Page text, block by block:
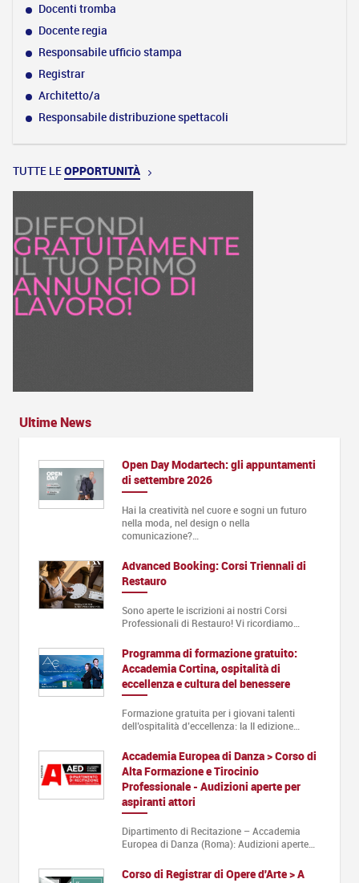
Docenti tromba
Docente regia
Responsabile ufficio stampa
Registrar
Architetto/a
Responsabile distribuzione spettacoli
TUTTE LEOPPORTUNITÀ
Ultime News
Open Day Modartech: gli appuntamenti
di settembre 2026
Hai la creatività nel cuore e sogni un futuro
nella moda, nel design o nella
comunicazione?…
Advanced Booking: Corsi Triennali di
Restauro
Sono aperte le iscrizioni ai nostri Corsi
Professionali di Restauro! Vi ricordiamo…
Programma di formazione gratuito:
Accademia Cortina, ospitalità di
eccellenza e cultura del benessere
Formazione gratuita per i giovani talenti
dell’ospitalità d’eccellenza: la II edizione…
Accademia Europea di Danza > Corso di
Alta Formazione e Tirocinio
Professionale - Audizioni aperte per
aspiranti attori
Dipartimento di Recitazione – Accademia
Europea di Danza (Roma): Audizioni aperte…
Corso di Registrar di Opere d'Arte > A